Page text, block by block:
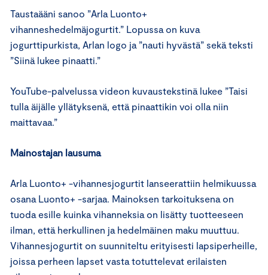
Taustaääni sanoo ”Arla Luonto+
vihanneshedelmäjogurtit.” Lopussa on kuva
jogurttipurkista, Arlan logo ja ”nauti hyvästä” sekä teksti
”Siinä lukee pinaatti.”
YouTube-palvelussa videon kuvaustekstinä lukee ”Taisi
tulla äijälle yllätyksenä, että pinaattikin voi olla niin
maittavaa.”
Mainostajan lausuma
Arla Luonto+ -vihannesjogurtit lanseerattiin helmikuussa
osana Luonto+ -sarjaa. Mainoksen tarkoituksena on
tuoda esille kuinka vihanneksia on lisätty tuotteeseen
ilman, että herkullinen ja hedelmäinen maku muuttuu.
Vihannesjogurtit on suunniteltu erityisesti lapsiperheille,
joissa perheen lapset vasta totuttelevat erilaisten